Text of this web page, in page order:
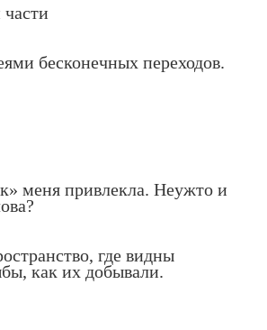
бесконечных переходов.
меня привлекла. Неужто и
где видны
как их добывали.